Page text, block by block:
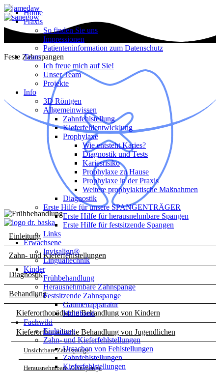
Home
Praxis
So finden Sie uns
Impressionen
Patienteninformation zum Datenschutz
Team
Ich freue mich auf Sie!
Unser Team
Projekte
Info
3D Röntgen
Allgemeinwissen
Zahnfehlstellung
Kieferfehlentwicklung
Prophylaxe
Wie entsteht Karies?
Diagnostik und Tests
Kariesrisiko
Prophylaxe zu Hause
Prophylaxe in der Praxis
Weitere prophylaktische Maßnahmen
Diagnostik
Erste Hilfe für unsere SPANGENTRÄGER
Erste Hilfe für herausnehmbare Spangen
Erste Hilfe für festsitzende Spangen
Links
Erwachsene
Invisalign®
Lingualtechnik
Kinder
Frühbehandlung
Herausnehmbare Zahnspange
Festsitzende Zahnspange
Gaumenapparatur
Multiband
Fachwiki
Einleitung
Zahn- und Kieferfehlstellungen
Ursachen von Fehlstellungen
Zahnfehlstellungen
Kieferfehlstellungen
Feste Zahnspangen
Einleitung
Zahn- und Kieferfehlstellungen
Diagnostik
Behandlung
Kieferorthopädische Behandlung von Kindern
Kieferorthopädische Behandlung von Jugendlichen
Unsichtbare Zahnspange
Herausnehmbare Zahnspange